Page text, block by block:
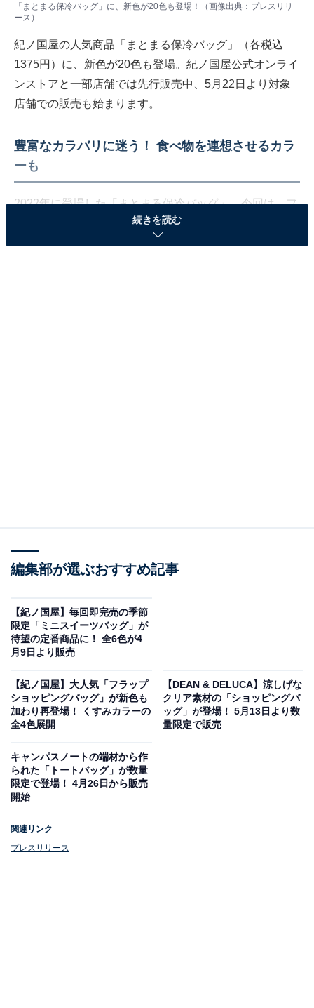
「まとまる保冷バッグ」に、新色が20色も登場！（画像出典：プレスリリ
ース）
紀ノ国屋の人気商品「まとまる保冷バッグ」（各税込
1375円）に、新色が20色も登場。紀ノ国屋公式オンライ
ンストアと一部店舗では先行販売中、5月22日より対象
店舗での販売も始まります。
豊富なカラバリに迷う！ 食べ物を連想させるカラ
ーも
2022年に登場した「まとまる保冷バッグ」。今回は、フ
ェミニンなくすみカラーや鮮やかなビビットカラーまで
典：紀ノ国屋公式オンラインストア）
■ マニッシュ
マロン、ブラックベリー、ブルーベリー、ラグーン、ブ
ドウ、ドラゴンフルーツ、リンゴ、マンダリン、パッシ
ョンフルーツ、アボカド
クルミ、ペアー（梨）、マカロン、ブルームーン、タロ
イモ、ピンクグレープフルーツ、ピーチ、バナナ、ライ
続きを読む
編集部が選ぶおすすめ記事
【紀ノ国屋】毎回即完売の季節
限定「ミニスイーツバッグ」が
待望の定番商品に！ 全6色が4
月9日より販売
【紀ノ国屋】大人気「フラップ
ショッピングバッグ」が新色も
加わり再登場！ くすみカラーの
全4色展開
【DEAN & DELUCA】涼しげな
クリア素材の「ショッピングバ
ッグ」が登場！ 5月13日より数
量限定で販売
キャンパスノートの端材から作
られた「トートバッグ」が数量
限定で登場！ 4月26日から販売
開始
関連リンク
プレスリリース